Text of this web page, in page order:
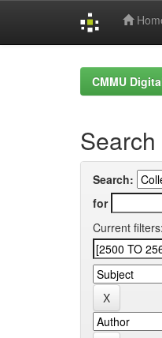
CMMU
Search
Search:
for
Current filters: